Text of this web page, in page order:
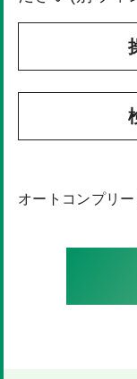
オートコンプリー